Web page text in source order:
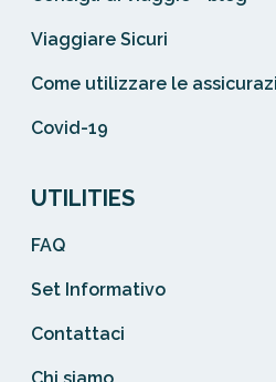
Viaggiare Sicuri
Come utilizzare le
Covid-19
UTILITIES
FAQ
Set Informativo
Contattaci